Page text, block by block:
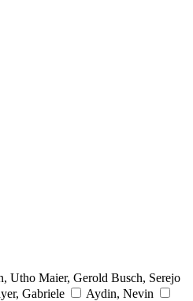
Utho Maier, Gerold Busch, Serejo
Gabriele
Aydin, Nevin